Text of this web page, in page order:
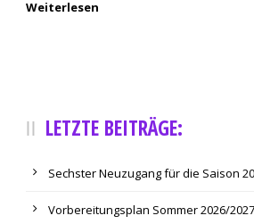
Weiterlesen
LETZTE BEITRÄGE:
Sechster Neuzugang für die Saison
Vorbereitungsplan Sommer 2026/2027